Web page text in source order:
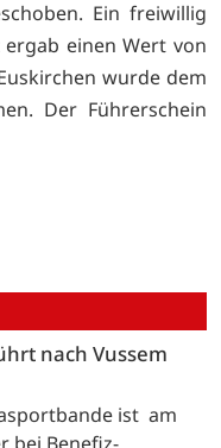
Ein freiwillig
einen Wert von
wurde dem
Der Führerschein
nach Vussem
ist am